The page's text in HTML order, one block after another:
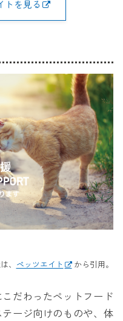
トを見る
、 ペッツエイト から引用。
だわったペットフード
ージ向けのものや、体